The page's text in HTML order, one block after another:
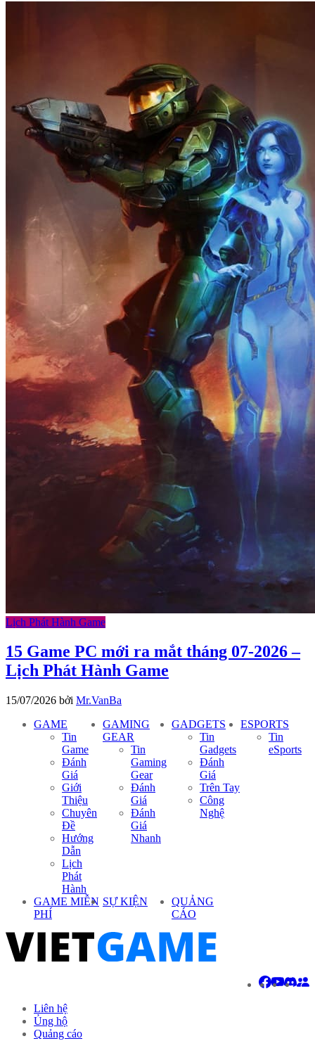
Lịch Phát Hành Game
15 Game PC mới ra mắt tháng 07-2026 –
Lịch Phát Hành Game
15/07/2026 bởi Mr.VanBa
GAME
Tin
Game
Đánh
Giá
Giới
Thiệu
Chuyên
Đề
Hướng
Dẫn
Lịch
Phát
Hành
GAMING
GEAR
Tin
Gaming
Gear
Đánh
Giá
Đánh
Giá
Nhanh
GADGETS
Tin
Gadgets
Đánh
Giá
Trên Tay
Công
Nghệ
ESPORTS
Tin
eSports
GAME MIỄN
PHÍ
SỰ KIỆN
QUẢNG
CÁO
Liên hệ
Ủng hộ
Quảng cáo